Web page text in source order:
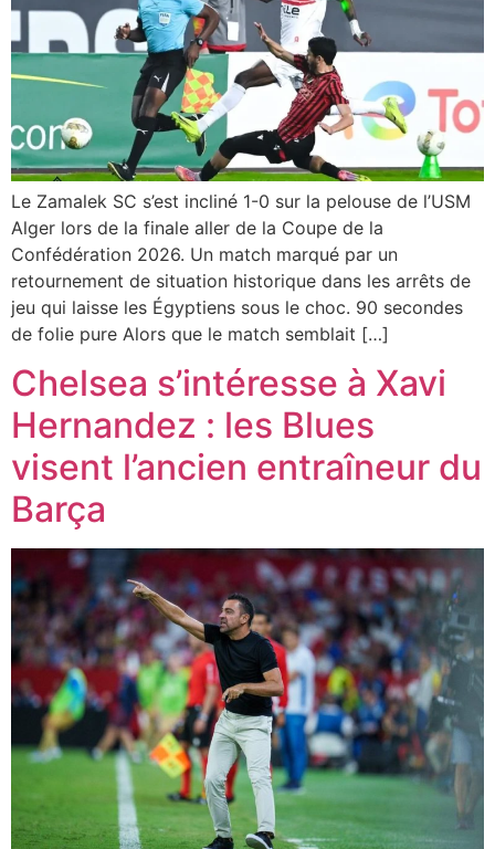
Le Zamalek SC s’est incliné 1-0 sur la pelouse de l’USM
Alger lors de la finale aller de la Coupe de la
Confédération 2026. Un match marqué par un
retournement de situation historique dans les arrêts de
jeu qui laisse les Égyptiens sous le choc. 90 secondes
de folie pure Alors que le match semblait […]
Chelsea s’intéresse à Xavi
Hernandez : les Blues
visent l’ancien entraîneur du
Barça